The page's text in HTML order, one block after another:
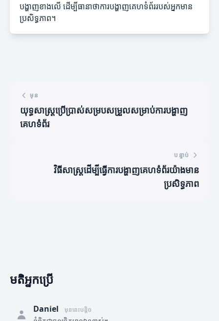
បង្ហាញខាងលើ ដើម្បីធានាថាការបង្ហាញគេហទំព័ររបស់អ្នកមាន
ប្រសិទ្ធភាព។
មុន
យុទ្ធសាស្ត្រប្រើប្រាស់សម្របសម្រួលសម្រាប់ការបង្ហាញ
គេហទំព័រ
បន្ទាប់
វិធីសាស្ត្រដើម្បីធ្វើការបង្ហាញគេហទំព័រ​យ៉ាងមាន
ប្រសិទ្ធភាព
មតិអ្នកប្រើ
Daniel មុននេះបន្តិច